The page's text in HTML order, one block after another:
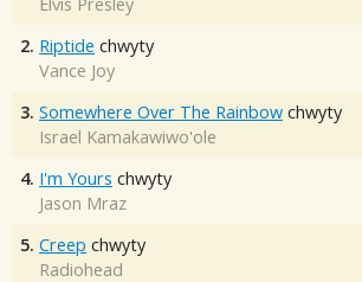
2. Riptide chwyty
Vance Joy
3. Somewhere Over The Rainbow chwyty
Israel Kamakawiwo'ole
4. I'm Yours chwyty
Jason Mraz
5. Creep chwyty
Radiohead